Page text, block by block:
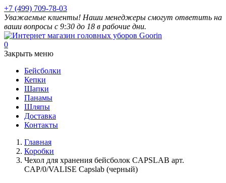
+7 (499) 709-78-03
Уважаемые клиенты! Наши менеджеры смогут ответить на
ваши вопросы с 9:30 до 18 в рабочие дни.
0
Закрыть меню
Бейсболки
Кепки
Шапки
Панамы
Шляпы
Доставка
Контакты
Главная
Коробки
Чехол для хранения бейсболок CAPSLAB арт.
CAP/0/VALISE Capslab (черный)